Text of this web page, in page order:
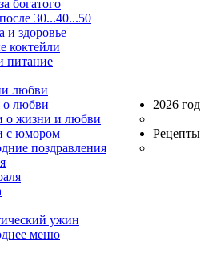
богатого
30...40...50
и здоровье
коктейли
питание
любви
о любви
о жизни и любви
с юмором
2026 год
поздравления
Рецепты
ужин
меню